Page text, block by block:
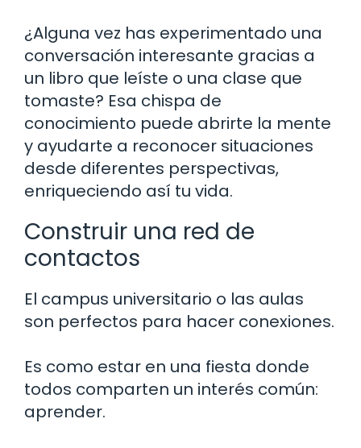
¿Alguna vez has experimentado una
conversación interesante gracias a
un libro que leíste o una clase que
tomaste? Esa chispa de
conocimiento puede abrirte la mente
y ayudarte a reconocer situaciones
desde diferentes perspectivas,
enriqueciendo así tu vida.
Construir una red de
contactos
El campus universitario o las aulas
son perfectos para hacer conexiones.
Es como estar en una fiesta donde
todos comparten un interés común:
aprender.